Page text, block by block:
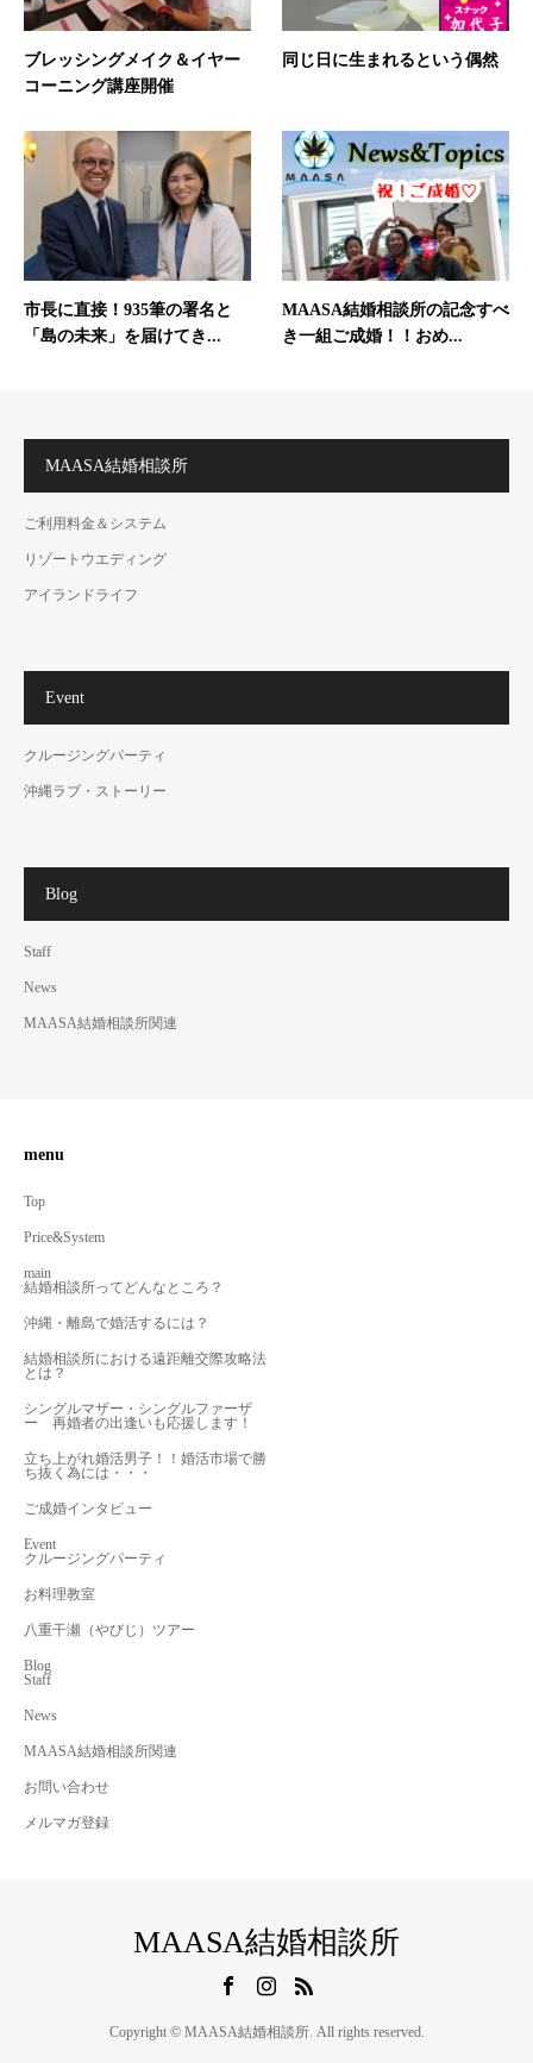
ブレッシングメイク＆イヤー
コーニング講座開催
同じ日に生まれるという偶然
市長に直接！935筆の署名と
「島の未来」を届けてき...
MAASA結婚相談所の記念すべ
き一組ご成婚！！おめ...
MAASA結婚相談所
ご利用料金＆システム
リゾートウエディング
アイランドライフ
Event
クルージングパーティ
沖縄ラブ・ストーリー
Blog
Staff
News
MAASA結婚相談所関連
menu
Top
Price&System
main
結婚相談所ってどんなところ？
沖縄・離島で婚活するには？
結婚相談所における遠距離交際攻略法
とは？
シングルマザー・シングルファーザ
ー 再婚者の出逢いも応援します！
立ち上がれ婚活男子！！婚活市場で勝
ち抜く為には・・・
ご成婚インタビュー
Event
クルージングパーティ
お料理教室
八重干瀬（やびじ）ツアー
Blog
Staff
News
MAASA結婚相談所関連
お問い合わせ
メルマガ登録
MAASA結婚相談所
Copyright © MAASA結婚相談所. All rights reserved.